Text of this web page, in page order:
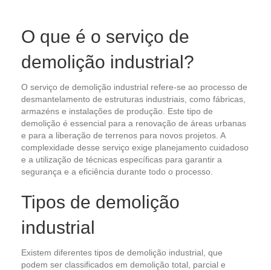
O que é o serviço de
demolição industrial?
O serviço de demolição industrial refere-se ao processo de
desmantelamento de estruturas industriais, como fábricas,
armazéns e instalações de produção. Este tipo de
demolição é essencial para a renovação de áreas urbanas
e para a liberação de terrenos para novos projetos. A
complexidade desse serviço exige planejamento cuidadoso
e a utilização de técnicas específicas para garantir a
segurança e a eficiência durante todo o processo.
Tipos de demolição
industrial
Existem diferentes tipos de demolição industrial, que
podem ser classificados em demolição total, parcial e